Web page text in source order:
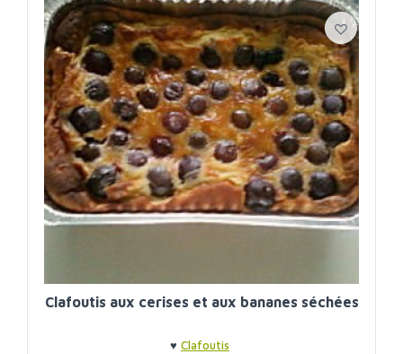
Clafoutis aux cerises et aux bananes séchées
♥ Clafoutis